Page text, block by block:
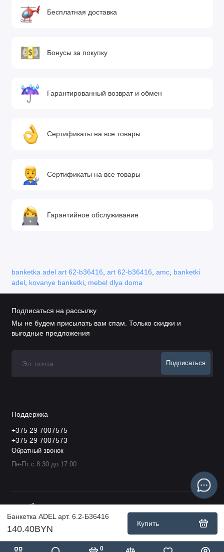
0
Банкетка ADEL арт. 6.2-Б36416
140.40BYN
Купить
Бесплатная доставка
Бонусы за покупку
Гарантированный возврат и обмен
Сертификаты на все товары
Сертификаты на все товары
Гарантийное обслуживание
banketka adel art 62-b36416, art 62-b36416, amc, banketki
adel, kovanye banketki, mebel dlya doma
Подписаться на рассылку
Мы не будем присылать вам спам. Только скидки и
выгодные предложения
Подписаться
Поддержка
+375 29 7007575
+375 29 7007573
Обратный звонок
Пн-Пт с 8:30 до 17:00